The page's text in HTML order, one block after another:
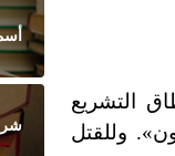
التشريع
وللقتل